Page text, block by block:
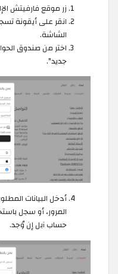
زر موقع فارفيتش
انقر على أيقونة
الشاشة.
اختر من صندوق
جديد".
أدخل البيانات
المرور، أو سجل
حساب آبل إن وُجد.